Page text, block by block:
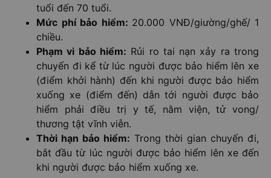
tuổi đến 70 tuổi.
Mức phí bảo hiểm: 20.000 VNĐ/giường/ghế/ 1
chiều.
Phạm vi bảo hiểm: Rủi ro tai nạn xảy ra trong
chuyến đi kể từ lúc người được bảo hiểm lên xe
(điểm khởi hành) đến khi người được bảo hiểm
xuống xe (điểm đến) dẫn tới người được bảo
hiểm phải điều trị y tế, nằm viện, tử vong/
thương tật vĩnh viễn.
Thời hạn bảo hiểm: Trong thời gian chuyến đi,
bắt đầu từ lúc người được bảo hiểm lên xe đến
khi người được bảo hiểm xuống xe.